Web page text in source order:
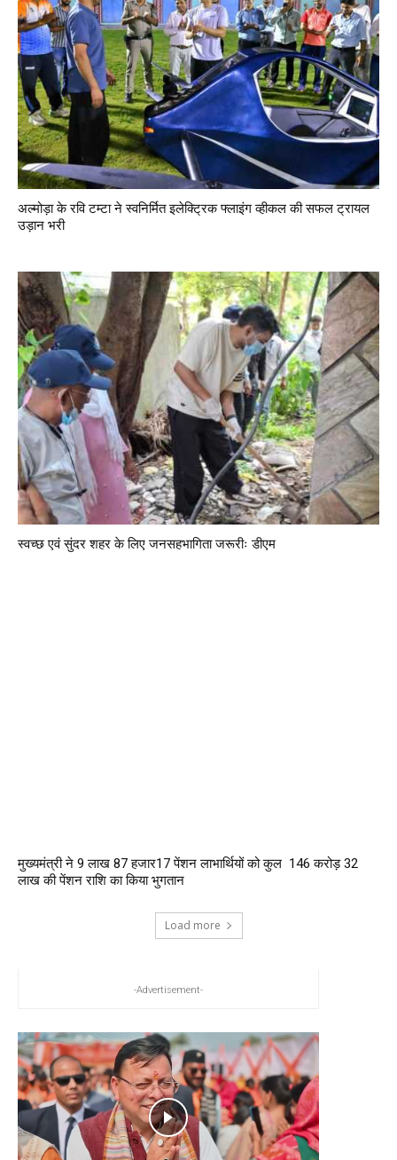
अल्मोड़ा के रवि टम्टा ने स्वनिर्मित इलेक्ट्रिक फ्लाइंग व्हीकल की सफल ट्रायल
उड़ान भरी
स्वच्छ एवं सुंदर शहर के लिए जनसहभागिता जरूरीः डीएम
मुख्यमंत्री ने 9 लाख 87 हजार17 पेंशन लाभार्थियों को कुल ₹ 146 करोड़ 32
लाख की पेंशन राशि का किया भुगतान
Load more
-Advertisement-